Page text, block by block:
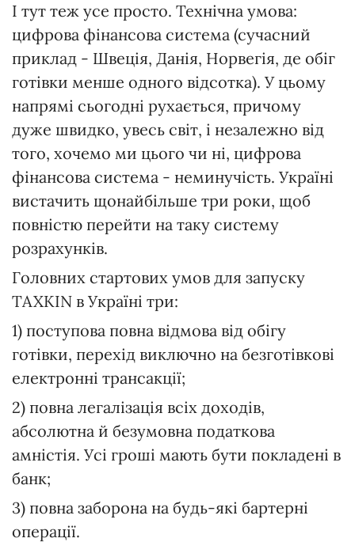
І тут теж усе просто. Технічна умова:
цифрова фінансова система (сучасний
приклад - Швеція, Данія, Норвегія, де обіг
готівки менше одного відсотка). У цьому
напрямі сьогодні рухається, причому
дуже швидко, увесь світ, і незалежно від
того, хочемо ми цього чи ні, цифрова
фінансова система - неминучість. Україні
вистачить щонайбільше три роки, щоб
повністю перейти на таку систему
розрахунків.
Головних стартових умов для запуску
TAXKIN в Україні три:
1) поступова повна відмова від обігу
готівки, перехід виключно на безготівкові
електронні трансакції;
2) повна легалізація всіх доходів,
абсолютна й безумовна податкова
амністія. Усі гроші мають бути покладені в
банк;
3) повна заборона на будь-які бартерні
операції.